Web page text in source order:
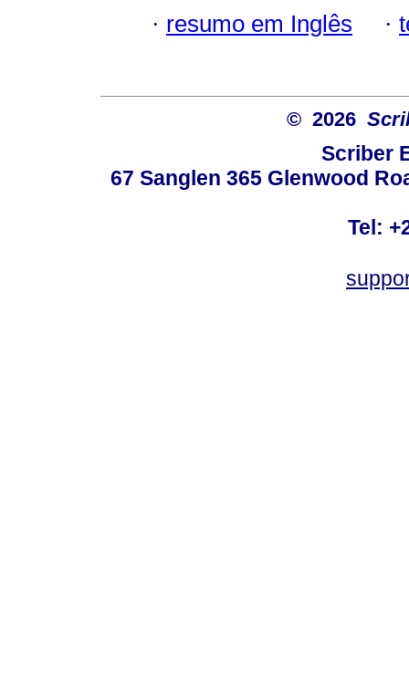
· resumo em Inglês ·
© 2026
Scriber
67 Sanglen 365 Glenwood
Tel: